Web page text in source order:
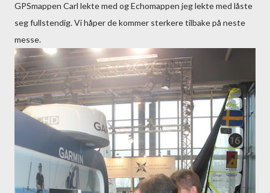
GPSmappen Carl lekte med og Echomappen jeg lekte med låste
seg fullstendig. Vi håper de kommer sterkere tilbake på neste
messe.